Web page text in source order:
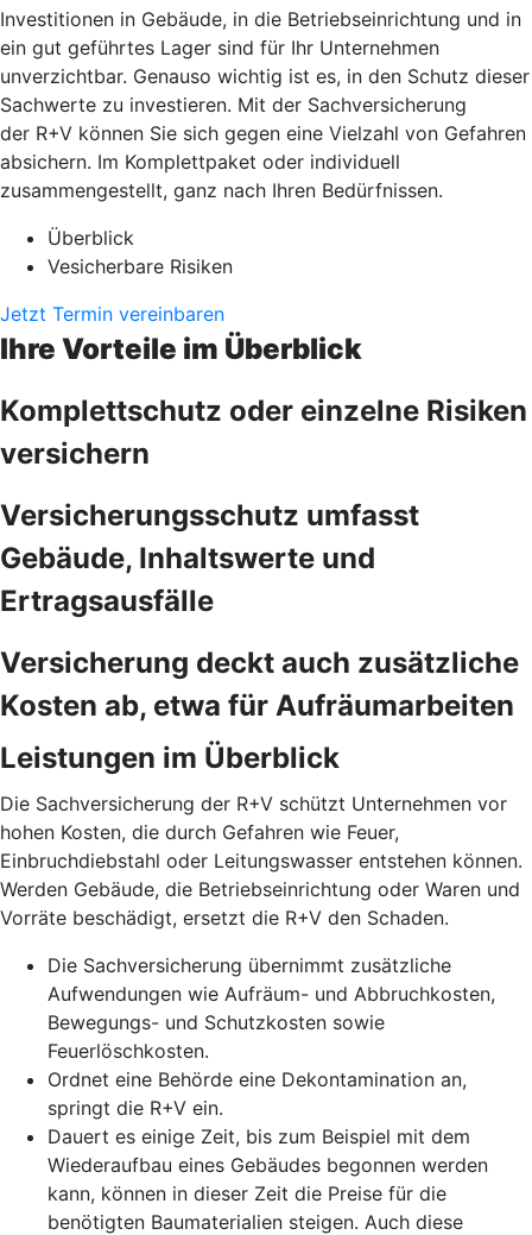
Investitionen in Gebäude, in die Betriebseinrichtung und in
ein gut geführtes Lager sind für Ihr Unternehmen
unverzichtbar. Genauso wichtig ist es, in den Schutz dieser
Sachwerte zu investieren. Mit der Sachversicherung
der R+V können Sie sich gegen eine Vielzahl von Gefahren
absichern. Im Komplettpaket oder individuell
zusammengestellt, ganz nach Ihren Bedürfnissen.
Überblick
Vesicherbare Risiken
Jetzt Termin vereinbaren
Ihre Vorteile im Überblick
Komplettschutz oder einzelne Risiken
versichern
Versicherungsschutz umfasst
Gebäude, Inhaltswerte und
Ertragsausfälle
Versicherung deckt auch zusätzliche
Kosten ab, etwa für Aufräumarbeiten
Leistungen im Überblick
Die Sachversicherung der R+V schützt Unternehmen vor
hohen Kosten, die durch Gefahren wie Feuer,
Einbruchdiebstahl oder Leitungswasser entstehen können.
Werden Gebäude, die Betriebseinrichtung oder Waren und
Vorräte beschädigt, ersetzt die R+V den Schaden.
Die Sachversicherung übernimmt zusätzliche
Aufwendungen wie Aufräum- und Abbruchkosten,
Bewegungs- und Schutzkosten sowie
Feuerlöschkosten.
Ordnet eine Behörde eine Dekontamination an,
springt die R+V ein.
Dauert es einige Zeit, bis zum Beispiel mit dem
Wiederaufbau eines Gebäudes begonnen werden
kann, können in dieser Zeit die Preise für die
benötigten Baumaterialien steigen. Auch diese